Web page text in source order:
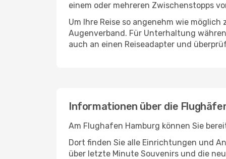
einem oder mehreren Zwischenstopps
Um Ihre Reise so angenehm wie
Augenverband. Für Unterhaltung
auch an einen Reiseadapter und
Informationen über die
Am Flughafen Hamburg können Sie
Dort finden Sie alle Einrichtungen und
über letzte Minute Souvenirs und die